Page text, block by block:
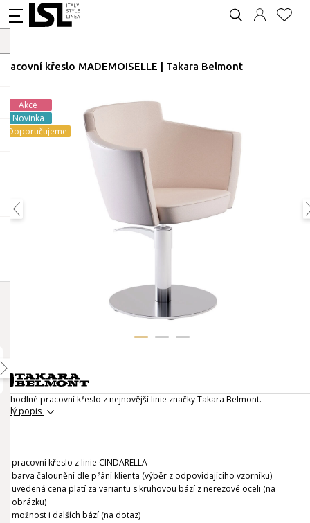
Pracovní křeslo MADEMOISELLE | Takara Belmont
Akce
Novinka
Doporučujeme
Pohodlné pracovní křeslo z nejnovější linie značky Takara Belmont.
Celý popis
pracovní křeslo z linie CINDARELLA
barva čalounění dle přání klienta (výběr z odpovídajícího vzorníku)
uvedená cena platí za variantu s kruhovou bází z nerezové oceli (na
obrázku)
možnost i dalších bází (na dotaz)